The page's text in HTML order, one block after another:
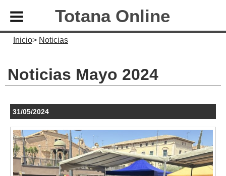
Totana Online
Inicio Noticias
Noticias Mayo 2024
31/05/2024